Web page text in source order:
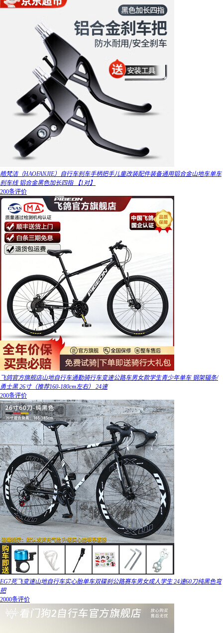
皓梵洁（HAOFANJIE）自行车刹车手柄把手儿童改装配件装备通用铝合金山地车单车
刹车线 铝合金黑色加长四指 【1对】
200条评价
飞鸽官方旗舰店山地自行车通勤骑行车变速公路车男女款学生青少年单车 钢架辐条/
勇士黑 26寸（推荐160-180cm左右） 24速
200条评价
EG7死飞变速山地自行车实心胎单车双碟刹公路赛车男女成人学生 24速60刀纯黑色弯
把
2000条评价